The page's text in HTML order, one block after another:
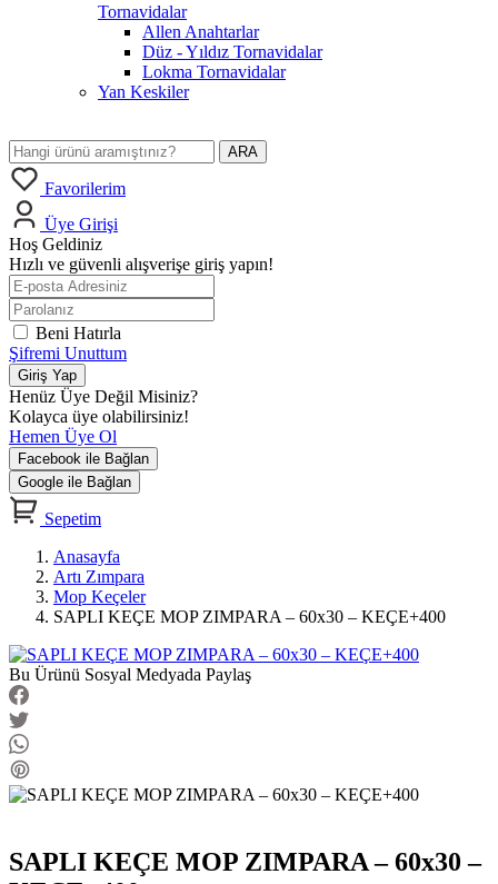
Tornavidalar
Allen Anahtarlar
Düz - Yıldız Tornavidalar
Lokma Tornavidalar
Yan Keskiler
ARA
Favorilerim
Üye Girişi
Hoş Geldiniz
Hızlı ve güvenli alışverişe giriş yapın!
Beni Hatırla
Şifremi Unuttum
Giriş Yap
Henüz Üye Değil Misiniz?
Kolayca üye olabilirsiniz!
Hemen Üye Ol
Facebook ile Bağlan
Google ile Bağlan
Sepetim
Anasayfa
Artı Zımpara
Mop Keçeler
SAPLI KEÇE MOP ZIMPARA – 60x30 – KEÇE+400
Bu Ürünü Sosyal Medyada Paylaş
SAPLI KEÇE MOP ZIMPARA – 60x30 –